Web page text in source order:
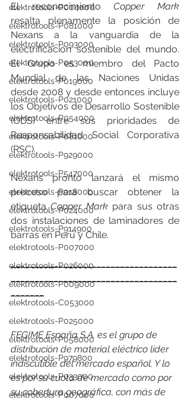
elektrotools-P004000
elektrotools-P081000
elektrotools-P093000
elektrotools-P053000
elektrotools-P019000
elektrotools-P021000
elektrotools-P054000
elektrotools-P081000
elektrotools-P929000
elektrotools-P547000
elektrotools-P018000
elektrotools-P024000
elektrotools-P914900
elektrotools-P007000
elektrotools-P026000
elektrotools-P009000
elektrotools-C053000
elektrotools-P025000
elektrotools-P058000
elektrotools-P979800
elektrotools-P033000
elektrotools-P007000
El reconocimiento Copper Mark
resalta plenamente la posición de
Nexans a la vanguardia de la
electrificación sostenible del mundo.
El Grupo es miembro del Pacto
Mundial de las Naciones Unidas
desde 2008 y desde entonces incluye
los Objetivos de Desarrollo Sostenible
(ODS) entre sus prioridades de
Responsabilidad Social Corporativa
(RSC).
Nexans pronto lanzará el mismo
proceso para buscar obtener la
etiqueta Copper Mark para sus otras
dos instalaciones de laminadores de
barras en Perú y Chile.
___________________________________
___________________________________
FEGIME España S.A. es el grupo de
distribución de material eléctrico líder
indiscutible del mercado español. Y lo
es por su cuota de mercado como por
su cobertura geográfica, con más de